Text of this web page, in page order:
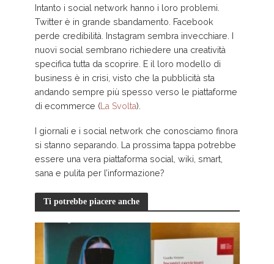
Intanto i social network hanno i loro problemi.
Twitter è in grande sbandamento. Facebook
perde credibilità. Instagram sembra invecchiare. I
nuovi social sembrano richiedere una creatività
specifica tutta da scoprire. E il loro modello di
business è in crisi, visto che la pubblicità sta
andando sempre più spesso verso le piattaforme
di ecommerce (La Svolta).
I giornali e i social network che conosciamo finora
si stanno separando. La prossima tappa potrebbe
essere una vera piattaforma social, wiki, smart,
sana e pulita per l’informazione?
Ti potrebbe piacere anche